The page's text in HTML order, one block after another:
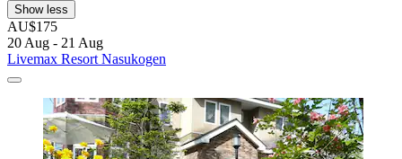
Show less
AU$175
20 Aug - 21 Aug
Livemax Resort Nasukogen